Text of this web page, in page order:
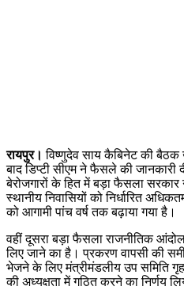
रायपुर। विष्णुदेव साय कैबिनेट की
बाद डिप्टी सीएम ने फैसले की जानकारी
बेरोजगारों के हित में बड़ा फैसला
स्थानीय निवासियों को निर्धारित
को आगामी पांच वर्ष तक बढ़ाया गया है।
वहीं दूसरा बड़ा फैसला राजनीतिक
लिए जाने का है। प्रकरण वापसी की
भेजने के लिए मंत्रीमंडलीय उप समिति
की अध्यक्षता में गठित करने का निर्णय